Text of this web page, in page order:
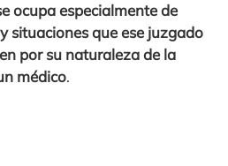
ocupa especialmente de
situaciones que ese juzgado
por su naturaleza de la
médico.